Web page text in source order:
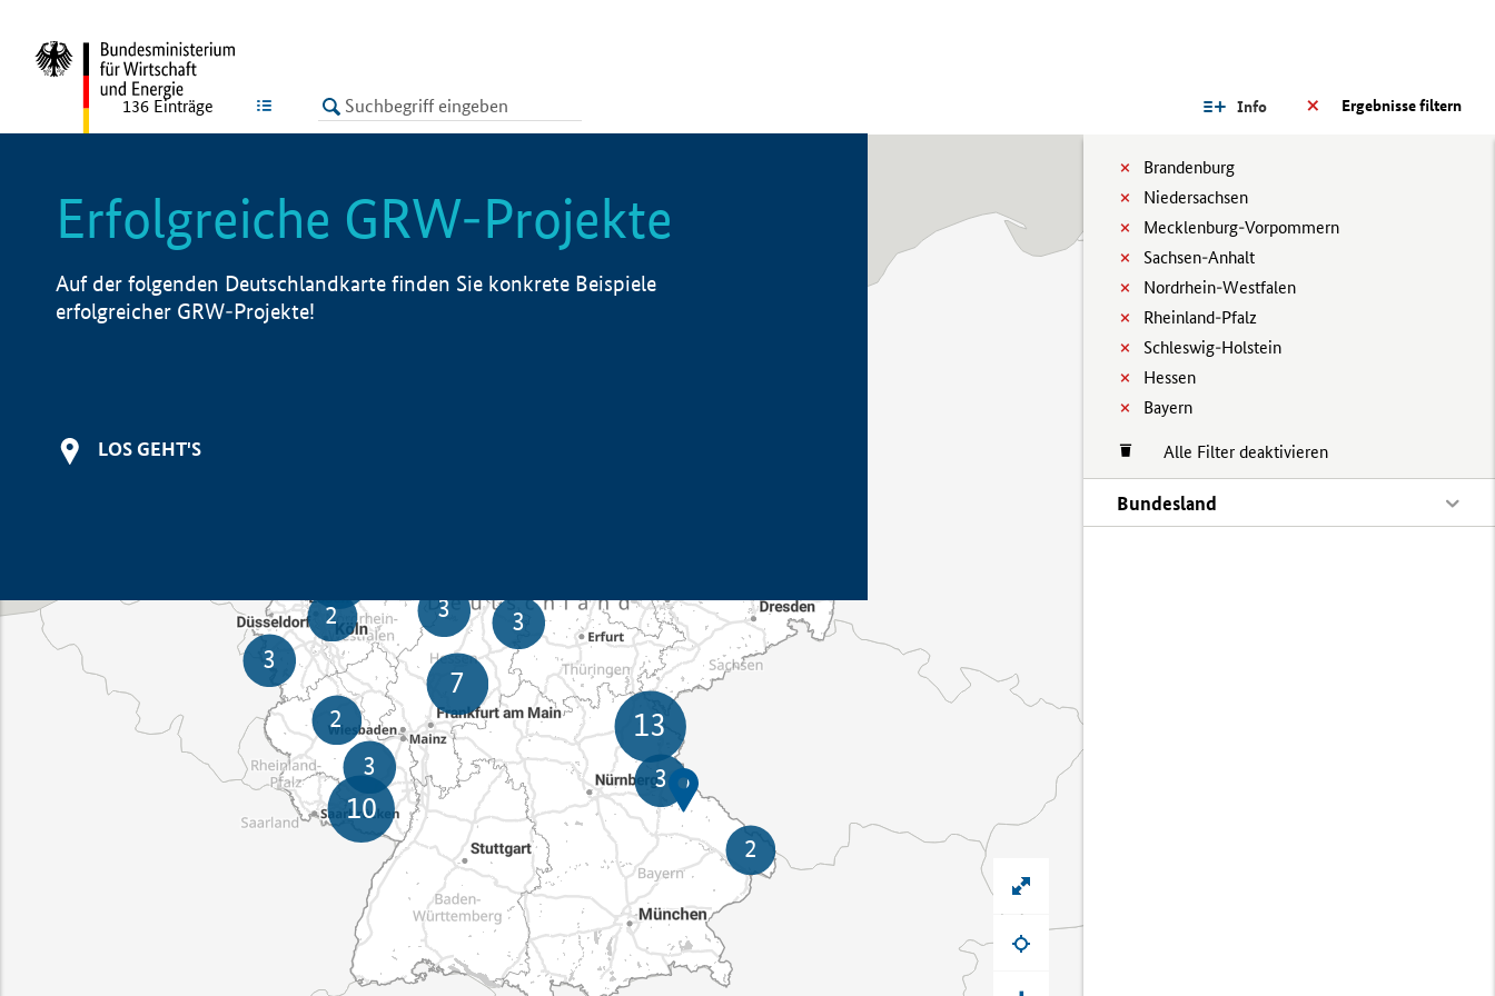
LISTE Ergebnisse filtern
Info
Brandenburg
Niedersachsen
Mecklenburg-Vorpommern
Sachsen-Anhalt
Nordrhein-Westfalen
Rheinland-Pfalz
Schleswig-Holstein
Hessen
Bayern
Alle Filter deaktivieren
Bundesland
136 Einträge
Erfolgreiche GRW-Projekte
Auf der folgenden Deutschlandkarte finden Sie konkrete Beispiele
erfolgreicher GRW-Projekte!
LOS GEHT'S